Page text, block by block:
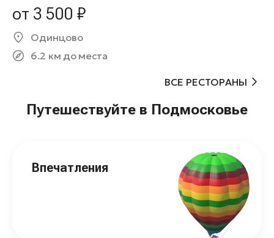
от 3 500 ₽
Одинцово
6.2 км до места
ВСЕ РЕСТОРАНЫ
Путешествуйте в Подмосковье
Впечатления